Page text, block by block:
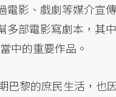
電影、戲劇等媒介宣
多部電影寫劇本，其
當中的重要作品。
巴黎的庶民生活，也